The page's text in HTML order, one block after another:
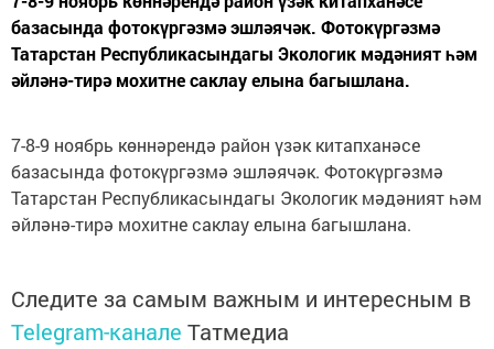
базасында фотокүргәзмә эшләячәк. Фотокүргәзмә
Татарстан Республикасындагы Экологик мәдәният һәм
әйләнә-тирә мохитне саклау елына багышлана.
7-8-9 ноябрь көннәрендә район үзәк китапханәсе
базасында фотокүргәзмә эшләячәк. Фотокүргәзмә
Татарстан Республикасындагы Экологик мәдәният һәм
әйләнә-тирә мохитне саклау елына багышлана.
Следите за самым важным и интересным в
Telegram-канале Татмедиа